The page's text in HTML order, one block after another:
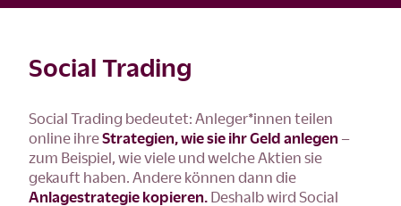
Social Trading
Social Trading bedeutet: Anleger*innen teilen
online ihreStrategien, wie sie ihr Geld anlegen –
zum Beispiel, wie viele und welche Aktien sie
gekauft haben. Andere können dann die
Anlagestrategie kopieren. Deshalb wird Social